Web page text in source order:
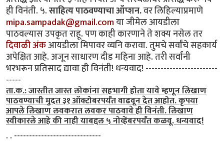
ही विनंती. ५.साहित्य पाठवण्याचा ऑप्शन.वर लिहिल्याप्रमाणे
mipa.sampadak@gmail.comया जीमेल आयडीला
पाठवल्यास उपकृत राहू. पण काही कारणाने ते शक्य नसेल तर
दिवाळी अंकआयडीला मिपावर व्यनि करावा. तुमचे सर्वांचे सहकार्य
अपेक्षित आहे. अजून साधारण दीड महिना आहे. तरी सर्वांनी
भरभरून प्रतिसाद द्यावा ही विनंती! धन्यवाद! ------------------------
-----
ता.क.: जास्तीत जास्त लोकांना सहभागी होता यावे म्हणून लिखाण
पाठवण्याची मुदत ३१ ऑक्टोबरपर्यंत वाढवून देत आहोत. कृपया
आपले लिखाण लवकरात लवकर पाठवावे ही विनंती. लिखाण
स्वीकारले आहे की नाही याबद्दल ५ नोव्हेंबरपर्यंत कळवू. धन्यवाद!
. . -----------------------------